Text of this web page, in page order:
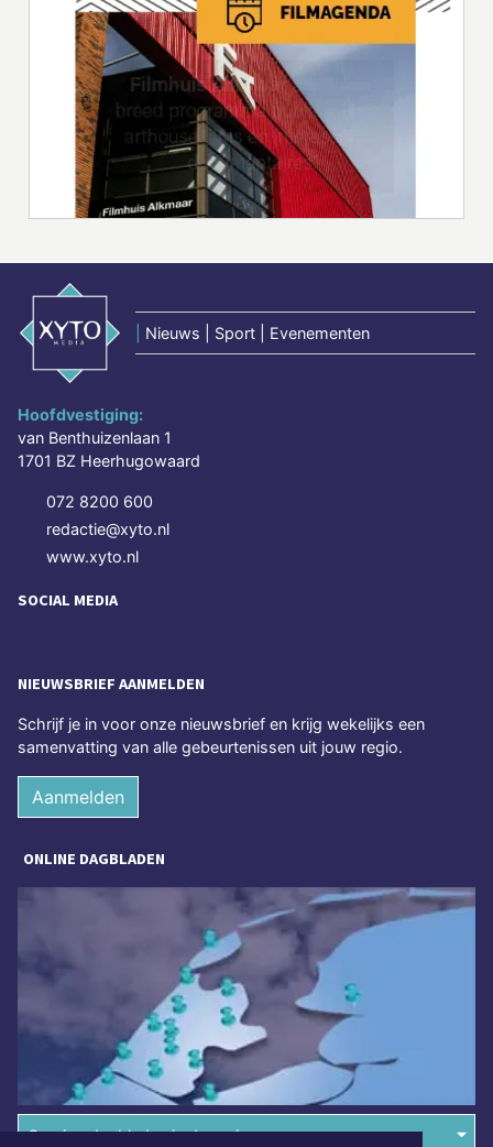
Nieuws | Sport | Evenementen
Hoofdvestiging:
van Benthuizenlaan 1
1701 BZ Heerhugowaard
072 8200 600
redactie@xyto.nl
www.xyto.nl
SOCIAL MEDIA
NIEUWSBRIEF AANMELDEN
Schrijf je in voor onze nieuwsbrief en krijg wekelijks een
samenvatting van alle gebeurtenissen uit jouw regio.
Aanmelden
ONLINE DAGBLADEN
Overige dagbladen in de regio